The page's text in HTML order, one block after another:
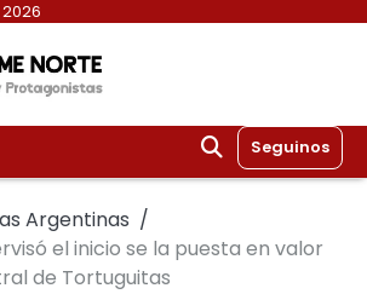
Seguinos
Argentinas
el inicio se la puesta en valor
de Tortuguitas